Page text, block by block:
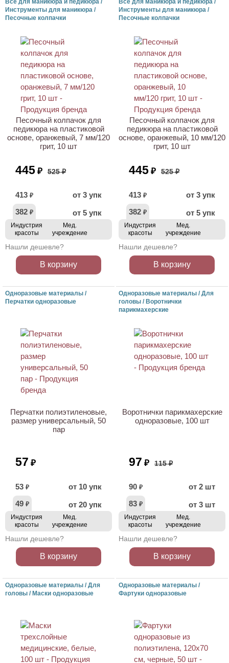
Всё для маникюра и педикюра /
Инструменты для маникюра /
Песочные колпачки
Песочный колпачок для
педикюра на пластиковой
основе, оранжевый, 7 мм/120
грит, 10 шт
АКЦИЯ
445 ₽ 525 ₽
413 ₽
от 3 упк
382 ₽ от 5 упк
Индустрия
красоты
Мед.
учреждение
Нашли дешевле?
В корзину
Всё для маникюра и педикюра /
Инструменты для маникюра /
Песочные колпачки
Песочный колпачок для
педикюра на пластиковой
основе, оранжевый, 10 мм/120
грит, 10 шт
АКЦИЯ
445 ₽ 525 ₽
413 ₽
от 3 упк
382 ₽ от 5 упк
Индустрия
красоты
Мед.
учреждение
Нашли дешевле?
В корзину
Одноразовые материалы /
Перчатки одноразовые
Перчатки полиэтиленовые,
размер универсальный, 50
пар
57 ₽
53 ₽
от 10 упк
49 ₽ от 20 упк
Индустрия
красоты
Мед.
учреждение
Нашли дешевле?
В корзину
Одноразовые материалы / Для
головы / Воротнички
парикмахерские
Воротнички парикмахерские
одноразовые, 100 шт
97 ₽ 115 ₽
90 ₽
от 2 шт
83 ₽ от 3 шт
Индустрия
красоты
Мед.
учреждение
Нашли дешевле?
В корзину
Одноразовые материалы / Для
головы / Маски одноразовые
Одноразовые материалы /
Фартуки одноразовые